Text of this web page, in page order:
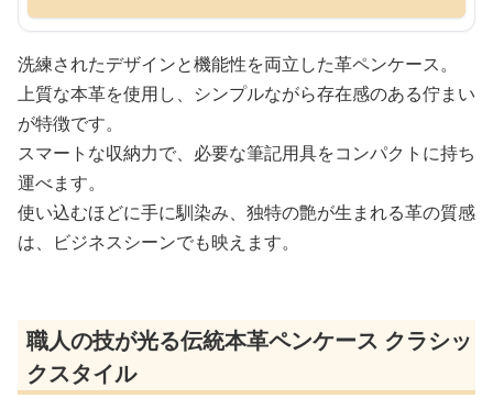
洗練されたデザインと機能性を両立した革ペンケース。
上質な本革を使用し、シンプルながら存在感のある佇まい
が特徴です。
スマートな収納力で、必要な筆記用具をコンパクトに持ち
運べます。
使い込むほどに手に馴染み、独特の艶が生まれる革の質感
は、ビジネスシーンでも映えます。
職人の技が光る伝統本革ペンケース クラシッ
クスタイル